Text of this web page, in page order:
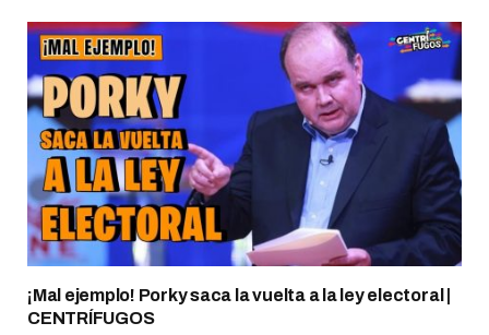
¡Mal ejemplo! Porky saca la vuelta a la ley electoral |
CENTRÍFUGOS